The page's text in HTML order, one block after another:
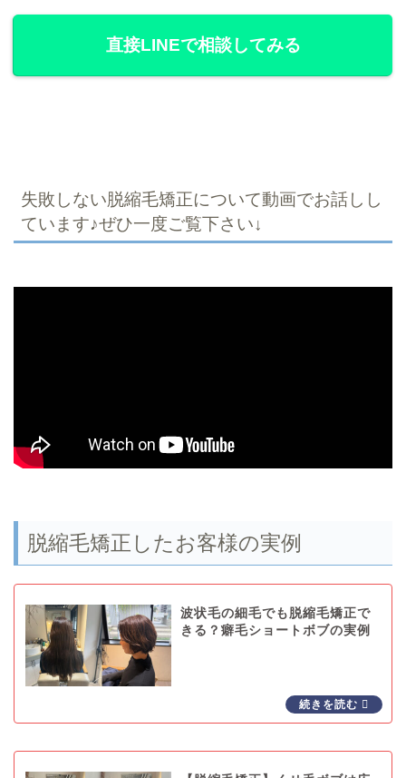
直接LINEで相談してみる
失敗しない脱縮毛矯正について動画でお話しし
ています♪ぜひ一度ご覧下さい↓
脱縮毛矯正したお客様の実例
波状毛の細毛でも脱縮毛矯正で
きる？癖毛ショートボブの実例